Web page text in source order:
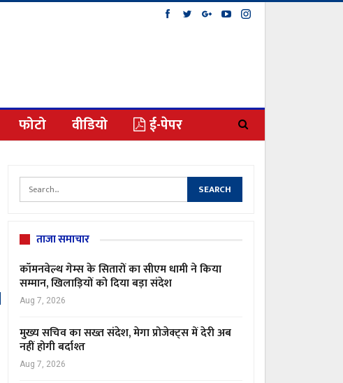
फोटो वीडियो ई-पेपर
ताजा समाचार
कॉमनवेल्थ गेम्स के सितारों का सीएम धामी ने किया
सम्मान, खिलाड़ियों को दिया बड़ा संदेश
Aug 7, 2026
मुख्य सचिव का सख्त संदेश, मेगा प्रोजेक्ट्स में देरी अब
नहीं होगी बर्दाश्त
Aug 7, 2026